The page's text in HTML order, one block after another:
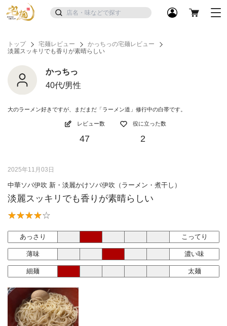
トップ 宅麺レビュー
かっちっの宅麺レビュー
淡麗スッキリでも香りが素晴らしい
かっちっ
40代/男性
大のラーメン好きですが、まだまだ「ラーメン道」修行中の白帯です。
レビュー数
47
役に立った数
2
2025年11月03日
中華ソバ伊吹 新・淡麗かけソバ伊吹（ラーメン・煮干し）
淡麗スッキリでも香りが素晴らしい
あっさり こってり
薄味 濃い味
細麺 太麺